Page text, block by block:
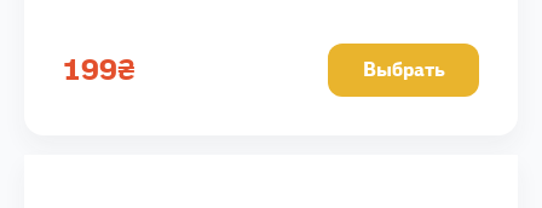
199₴ Выбрать